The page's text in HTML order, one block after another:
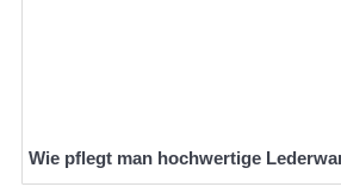
Wie pflegt man hochwertige